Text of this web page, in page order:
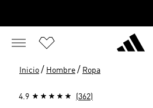
Inicio / Hombre / Ropa
4.9 (362)